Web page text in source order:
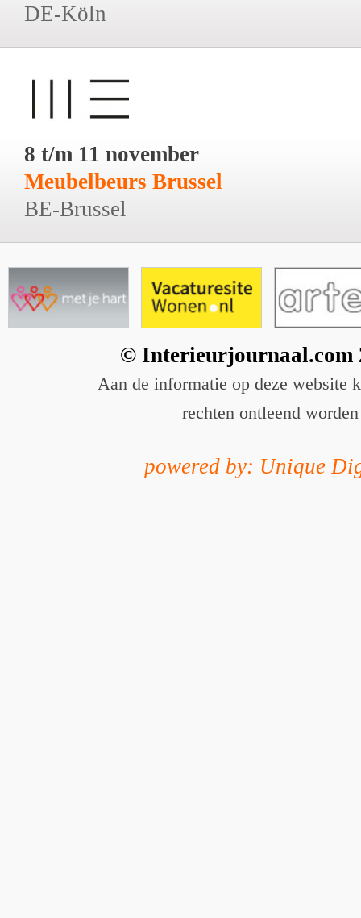
DE-Köln
8 t/m 11 november
Meubelbeurs Brussel
BE-Brussel
© Interieurjournaal.com
Aan de informatie op deze website
rechten ontleend worden
powered by: Unique